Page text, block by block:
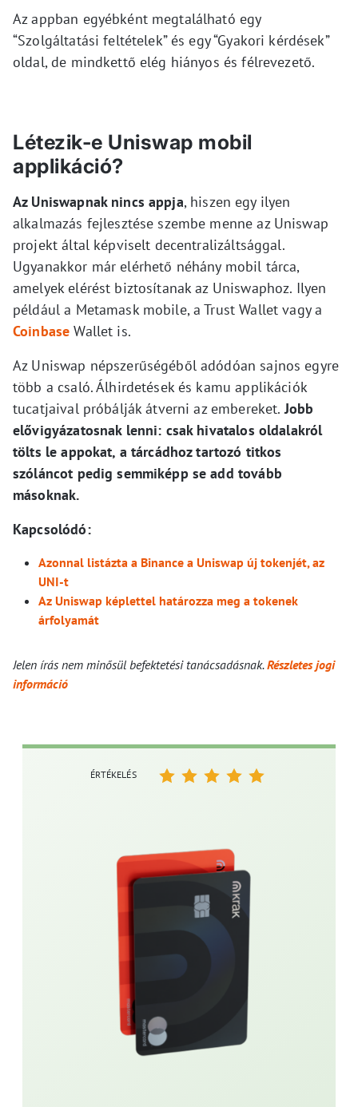
Az appban egyébként megtalálható egy
“Szolgáltatási feltételek” és egy “Gyakori kérdések”
oldal, de mindkettő elég hiányos és félrevezető.
Létezik-e Uniswap mobil
applikáció?
Az Uniswapnak nincs appja, hiszen egy ilyen
alkalmazás fejlesztése szembe menne az Uniswap
projekt által képviselt decentralizáltsággal.
Ugyanakkor már elérhető néhány mobil tárca,
amelyek elérést biztosítanak az Uniswaphoz. Ilyen
például a Metamask mobile, a Trust Wallet vagy a
Coinbase Wallet is.
Az Uniswap népszerűségéből adódóan sajnos egyre
több a csaló. Álhirdetések és kamu applikációk
tucatjaival próbálják átverni az embereket.Jobb
elővigyázatosnak lenni: csak hivatalos oldalakról
tölts le appokat, a tárcádhoz tartozó titkos
szóláncot pedig semmiképp se add tovább
másoknak.
Kapcsolódó:
Azonnal listázta a Binance a Uniswap új tokenjét, az
UNI-t
Az Uniswap képlettel határozza meg a tokenek
árfolyamát
Jelen írás nem minősül befektetési tanácsadásnak.Részletes jogi
információ
ÉRTÉKELÉS